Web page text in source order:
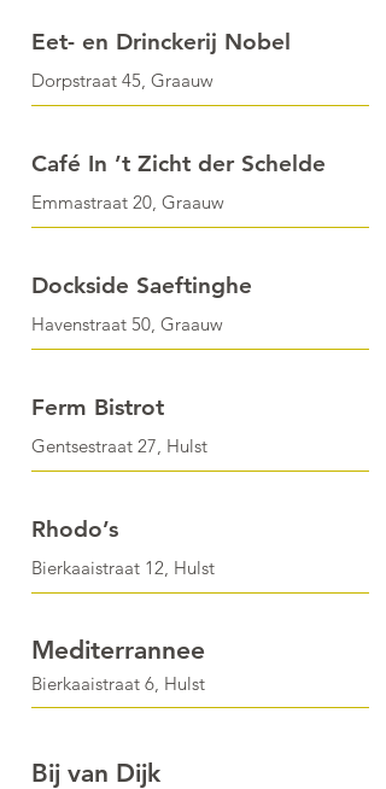
Eet- en Drinckerij Nobel
Dorpstraat 45, Graauw
Café In ’t Zicht der Schelde
Emmastraat 20, Graauw
Dockside Saeftinghe
Havenstraat 50, Graauw
Ferm Bistrot
Gentsestraat 27, Hulst
Rhodo’s
Bierkaaistraat 12, Hulst
Mediterrannee
Bierkaaistraat 6, Hulst
Bij van Dijk